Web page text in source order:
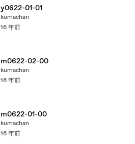
y0622-01-01
kumachan
16 年前
m0622-02-00
kumachan
16 年前
m0622-01-00
kumachan
16 年前